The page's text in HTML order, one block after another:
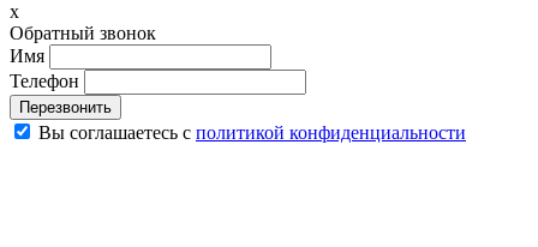
x
Обратный звонок
Имя
Телефон
Перезвонить
Вы соглашаетесь с политикой конфиденциальности